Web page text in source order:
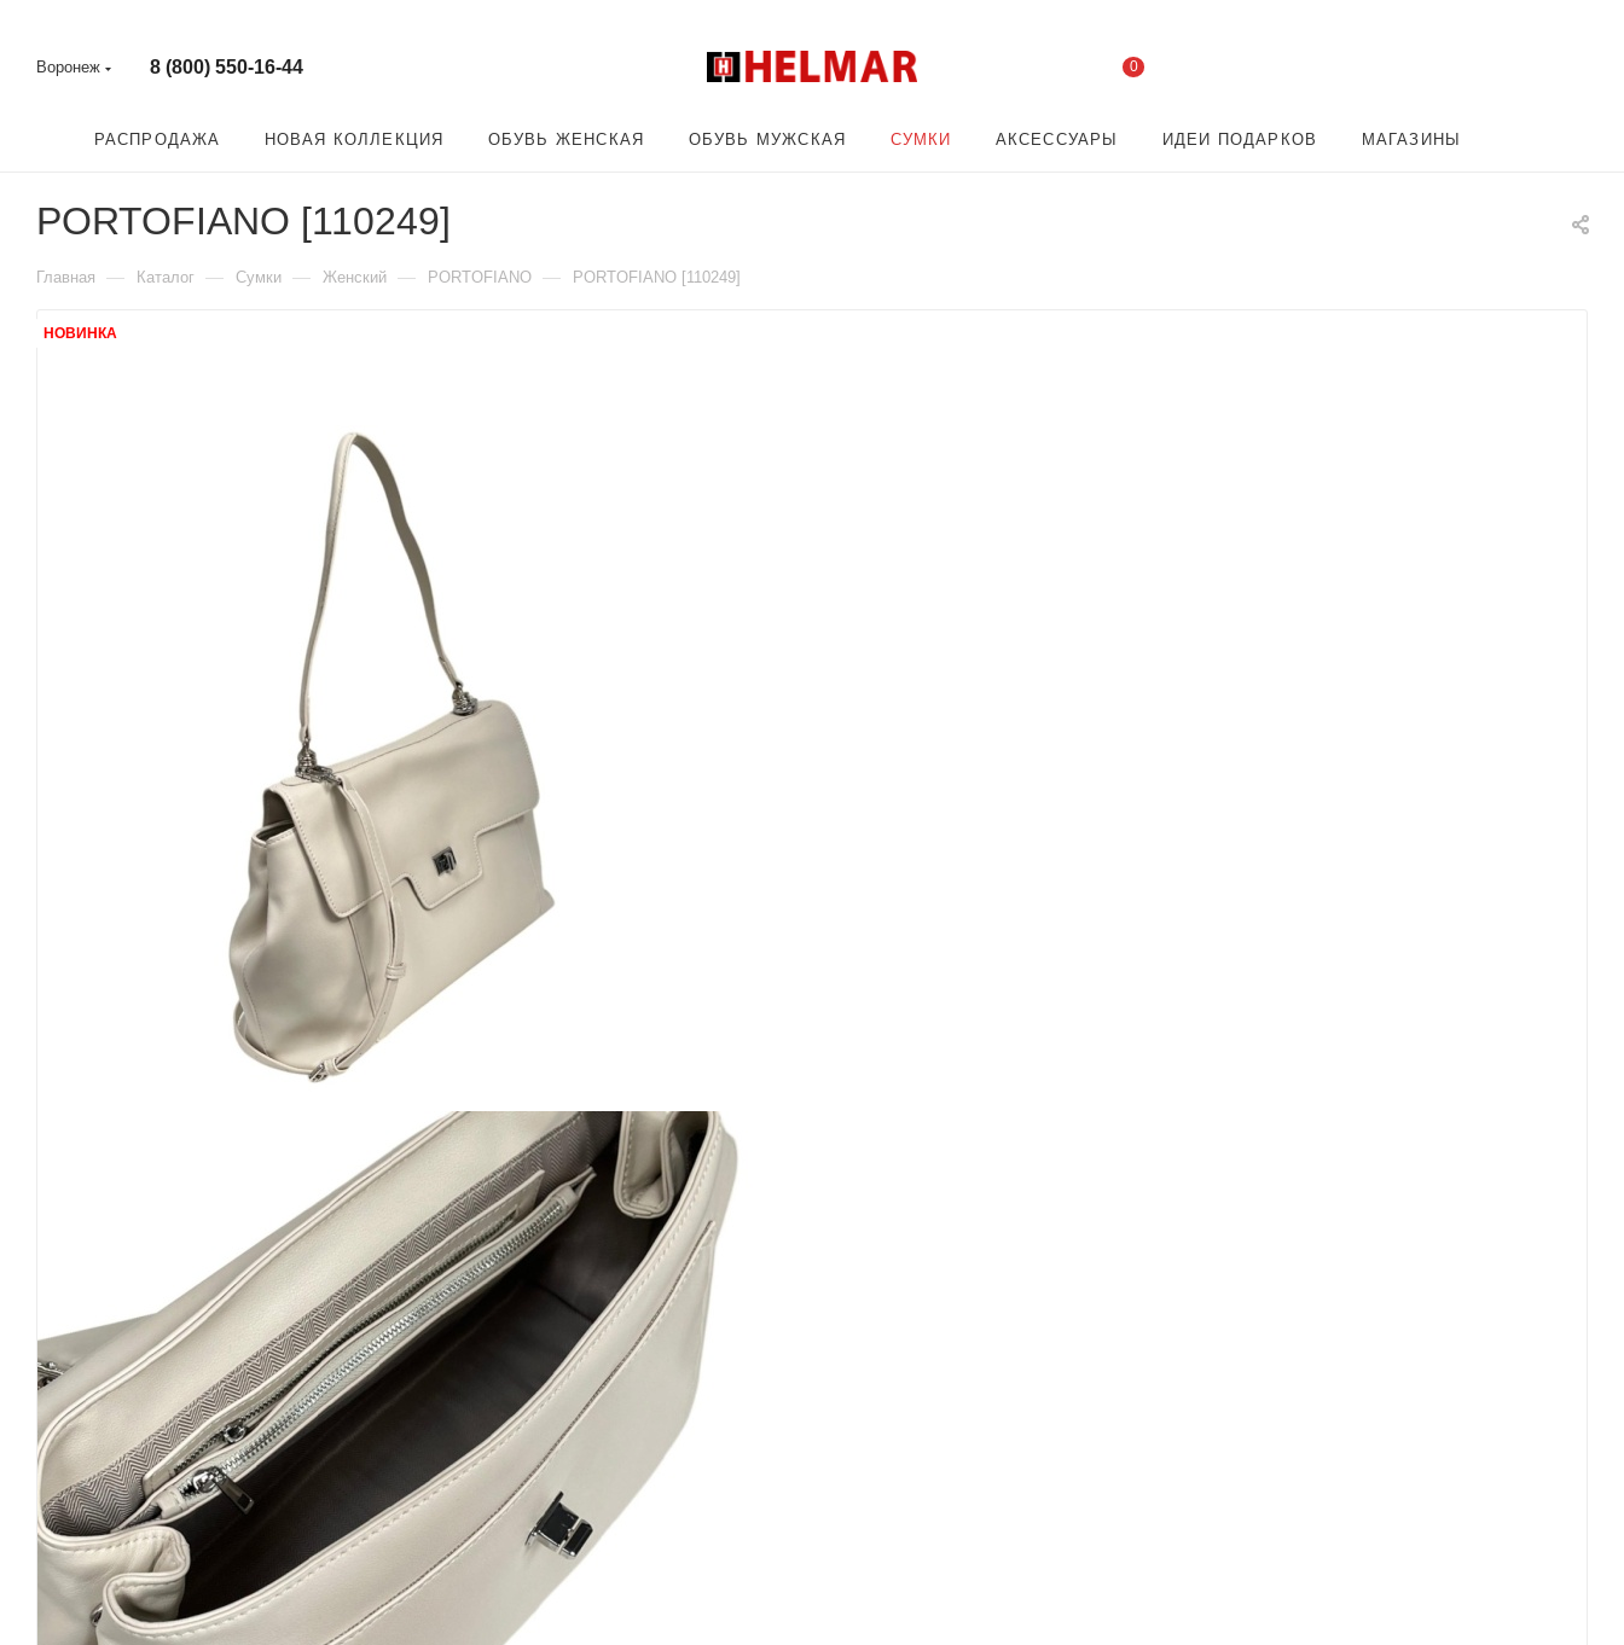
Воронеж 8 (800) 550-16-44 0
РАСПРОДАЖА НОВАЯ КОЛЛЕКЦИЯ ОБУВЬ ЖЕНСКАЯ ОБУВЬ МУЖСКАЯ СУМКИ АКСЕССУАРЫ ИДЕИ ПОДАРКОВ МАГАЗИНЫ
PORTOFIANO [110249]
Главная — Каталог — Сумки — Женский — PORTOFIANO — PORTOFIANO [110249]
НОВИНКА